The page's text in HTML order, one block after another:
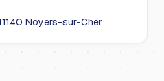
Noyers-sur-Cher